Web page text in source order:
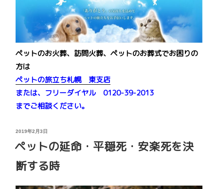
ペットのお火葬、訪問火葬、ペットのお葬式でお困りの
方は
ペットの旅立ち札幌 東支店
または、フリーダイヤル 0120-39-2013
までご相談ください。
投
日:
2019年2月3日
ペットの延命・平穏死・安楽死を決
断する時